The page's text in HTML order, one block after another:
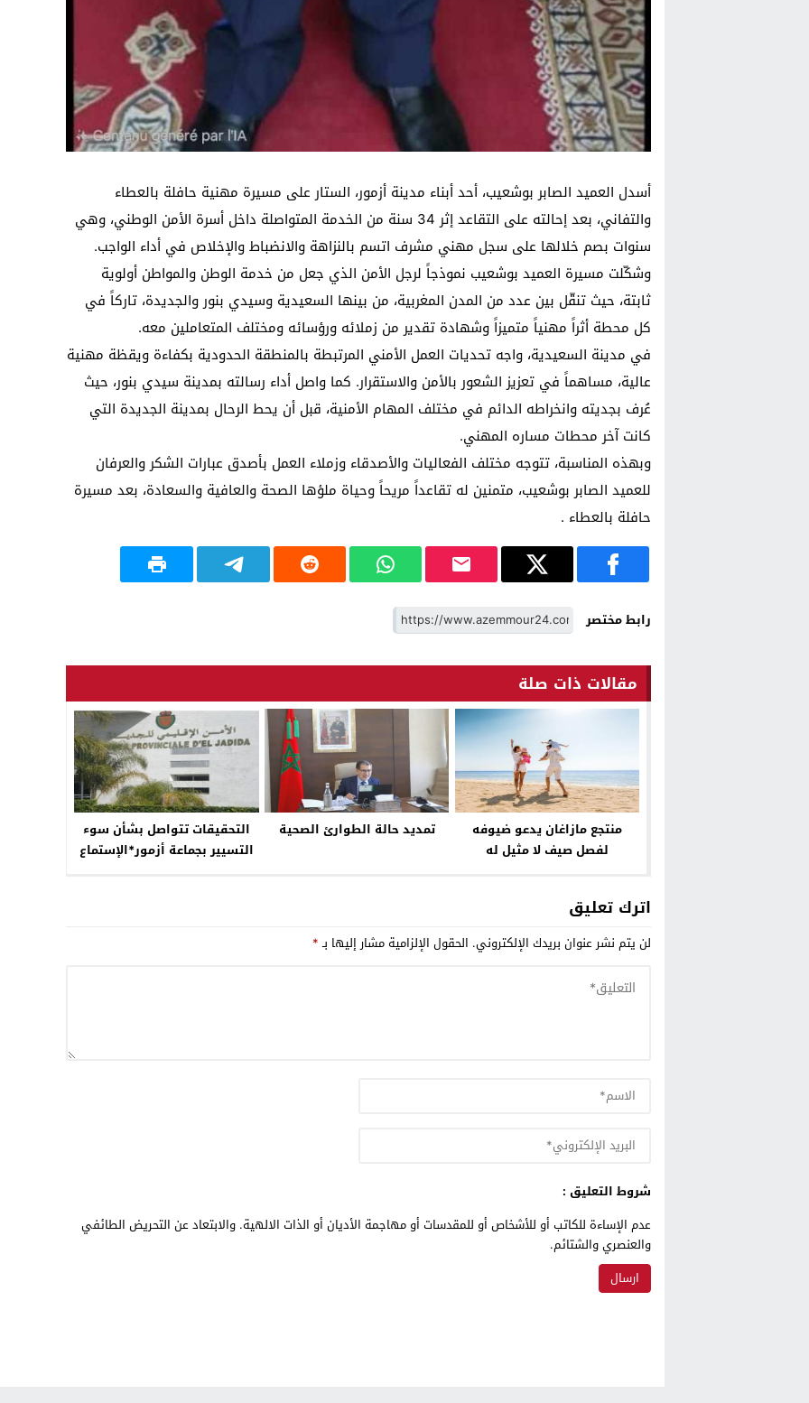
أسدل العميد الصابر بوشعيب، أحد أبناء مدينة أزمور، الستار على مسيرة مهنية حافلة بالعطاء
والتفاني، بعد إحالته على التقاعد إثر 34 سنة من الخدمة المتواصلة داخل أسرة الأمن الوطني، وهي
سنوات بصم خلالها على سجل مهني مشرف اتسم بالنزاهة والانضباط والإخلاص في أداء الواجب.
وشكّلت مسيرة العميد بوشعيب نموذجاً لرجل الأمن الذي جعل من خدمة الوطن والمواطن أولوية
ثابتة، حيث تنقّل بين عدد من المدن المغربية، من بينها السعيدية وسيدي بنور والجديدة، تاركاً في
كل محطة أثراً مهنياً متميزاً وشهادة تقدير من زملائه ورؤسائه ومختلف المتعاملين معه.
في مدينة السعيدية، واجه تحديات العمل الأمني المرتبطة بالمنطقة الحدودية بكفاءة ويقظة مهنية
عالية، مساهماً في تعزيز الشعور بالأمن والاستقرار. كما واصل أداء رسالته بمدينة سيدي بنور، حيث
عُرف بجديته وانخراطه الدائم في مختلف المهام الأمنية، قبل أن يحط الرحال بمدينة الجديدة التي
كانت آخر محطات مساره المهني.
وبهذه المناسبة، تتوجه مختلف الفعاليات والأصدقاء وزملاء العمل بأصدق عبارات الشكر والعرفان
للعميد الصابر بوشعيب، متمنين له تقاعداً مريحاً وحياة ملؤها الصحة والعافية والسعادة، بعد مسيرة
حافلة بالعطاء .
رابط مختصر
مقالات ذات صلة
منتجع مازاغان يدعو ضيوفه
لفصل صيف لا مثيل له
تمديد حالة الطوارئ الصحية
التحقيقات تتواصل بشأن سوء
التسيير بجماعة أزمور*الإستماع
اترك تعليق
لن يتم نشر عنوان بريدك الإلكتروني. الحقول الإلزامية مشار إليها بـ*
شروط التعليق :
عدم الإساءة للكاتب أو للأشخاص أو للمقدسات أو مهاجمة الأديان أو الذات الالهية. والابتعاد عن التحريض الطائفي
والعنصري والشتائم.